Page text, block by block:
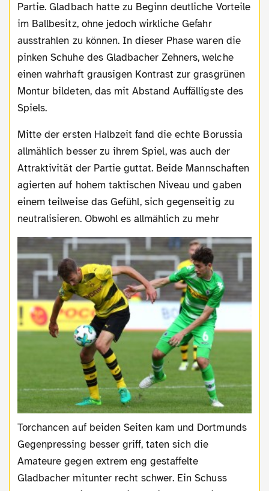
Partie. Gladbach hatte zu Beginn deutliche Vorteile
im Ballbesitz, ohne jedoch wirkliche Gefahr
ausstrahlen zu können. In dieser Phase waren die
pinken Schuhe des Gladbacher Zehners, welche
einen wahrhaft grausigen Kontrast zur grasgrünen
Montur bildeten, das mit Abstand Auffälligste des
Spiels.
Mitte der ersten Halbzeit fand die echte Borussia
allmählich besser zu ihrem Spiel, was auch der
Attraktivität der Partie guttat. Beide Mannschaften
agierten auf hohem taktischen Niveau und gaben
einem teilweise das Gefühl, sich gegenseitig zu
neutralisieren. Obwohl es allmählich zu mehr
Torchancen auf beiden Seiten kam und Dortmunds
Gegenpressing besser griff, taten sich die
Amateure gegen extrem eng gestaffelte
Gladbacher mitunter recht schwer. Ein Schuss